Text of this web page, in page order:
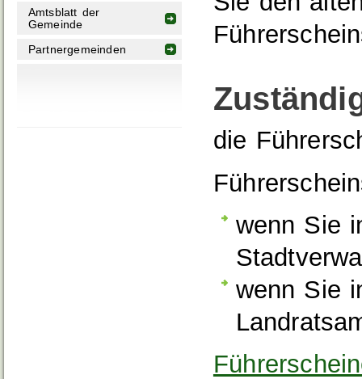
Amtsblatt der
Gemeinde
Partnergemeinden
die
wenn Sie
wenn Sie